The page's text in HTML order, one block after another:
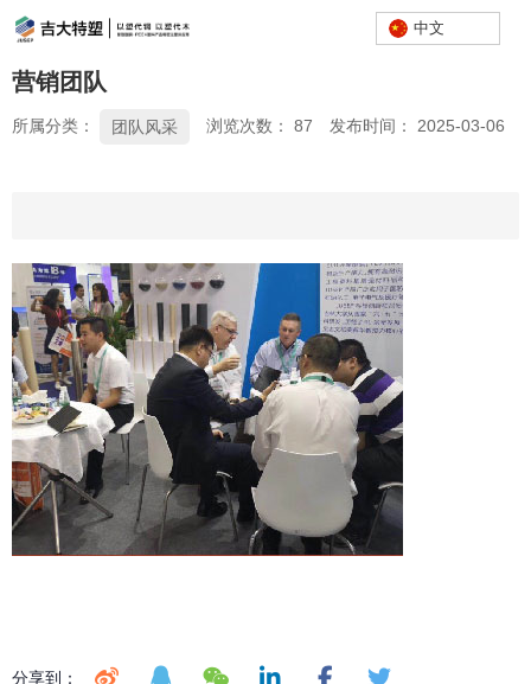
中文
营销团队
所属分类： 团队风采 浏览次数： 87 发布时间： 2025-03-06
分享到：